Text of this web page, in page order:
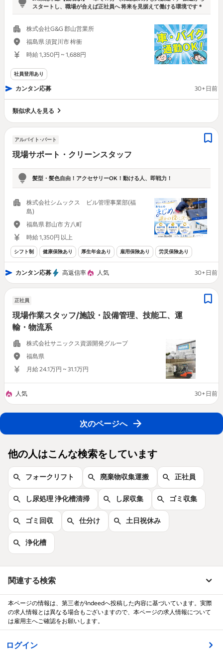
スタートし、職場が合えば正社員へ 将来を見据えて働ける環境です＊
株式会社G&G 郡山営業所
福島県 須賀川市 桙衝
時給 1,350円 ~ 1,688円
社員登用あり
カンタン応募 30+日前
類似求人を見る
アルバイト･パート
現場サポート・クリーンスタッフ
髪型・髪色自由！アクセサリーOK！動ける人、即戦力！
株式会社シムックス ビル管理事業部(福
島)
福島県 郡山市 方八町
時給 1,350円 以上
シフト制 健康保険あり 厚生年金あり 雇用保険あり 労災保険あり
カンタン応募 高返信率 人気 30+日前
正社員
現場作業スタッフ/施設・設備管理、技能工、運
輸・物流系
株式会社サニックス資源開発グループ
福島県
月給 24.1万円 ~ 31.1万円
人気 30+日前
次のページへ
他の人はこんな検索をしています
フォークリフト 廃棄物収集運搬 正社員
し尿処理 浄化槽清掃 し尿収集 ゴミ収集
ゴミ回収 仕分け 土日祝休み
浄化槽
関連する検索
本ページの情報は、第三者がIndeedへ投稿した内容に基づいています。実際
の求人情報とは異なる場合もございますので、本ページの求人情報について
は雇用主へご確認をお願いします。
ログイン